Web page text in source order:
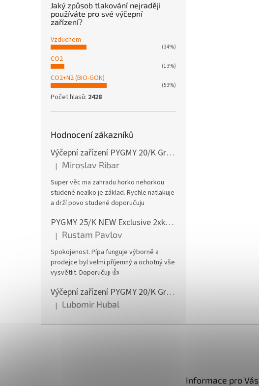
Jaký způsob tlakování nejraději
používáte pro své výčepní
zařízení?
Vzduchem
(34%)
CO2
(13%)
CO2+N2 (BIO-GON)
(53%)
Počet hlasů: 2428
Hodnocení zákazníků
Výčepní zařízení PYGMY 20/K Green Line NEW komplet BAJONET
Hodnocení produktu je 5 z 5 hvězdiček.
| Miroslav Ribar
Super věc ma zahradu horko nehorkou
studené nealko je základ. Rychle natlakuje
a drží povo studené doporučuju
PYGMY 25/K NEW Exclusive 2xkohout GREEN LINE komplet bez naražečů
Hodnocení produktu je 5 z 5 hvězdiček.
| Rustam Pavlov
Spokojenost. Pípa funguje výborně a
prodejce byl velmi příjemný a ochotný vše
vysvětlit. Doporučuji 👍
Výčepní zařízení PYGMY 20/K Green Line NEW komplet 2 x naražeč
Hodnocení produktu je 5 z 5 hvězdiček.
| Lubomir Hubal
Informace pro Vás